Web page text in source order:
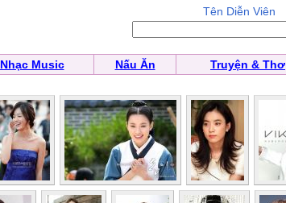
Tên Diễn Viên
Nhạc Music Nấu Ăn Truyện & Thơ